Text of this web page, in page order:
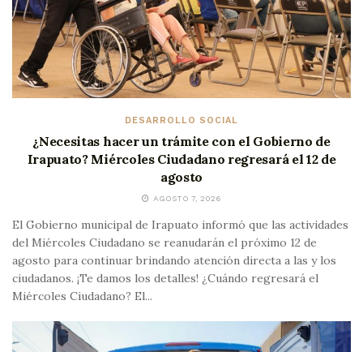
DESARROLLO SOCIAL
¿Necesitas hacer un trámite con el Gobierno de
Irapuato? Miércoles Ciudadano regresará el 12 de
agosto
AGOSTO 7, 2026
El Gobierno municipal de Irapuato informó que las actividades
del Miércoles Ciudadano se reanudarán el próximo 12 de
agosto para continuar brindando atención directa a las y los
ciudadanos. ¡Te damos los detalles! ¿Cuándo regresará el
Miércoles Ciudadano? El...